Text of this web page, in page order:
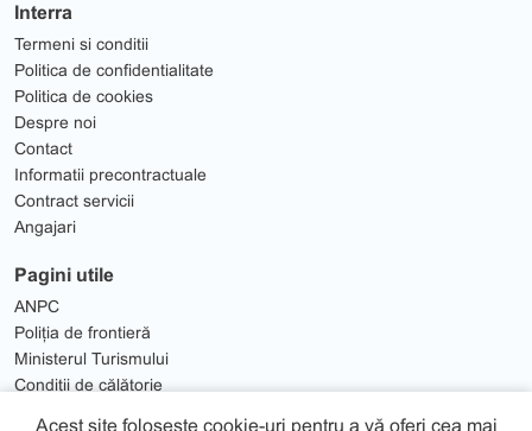
Interra
Termeni si conditii
Politica de confidentialitate
Politica de cookies
Despre noi
Contact
Informatii precontractuale
Contract servicii
Angajari
Pagini utile
ANPC
Poliția de frontieră
Ministerul Turismului
Condiții de călătorie
Acest site folosește cookie-uri pentru a vă oferi cea mai